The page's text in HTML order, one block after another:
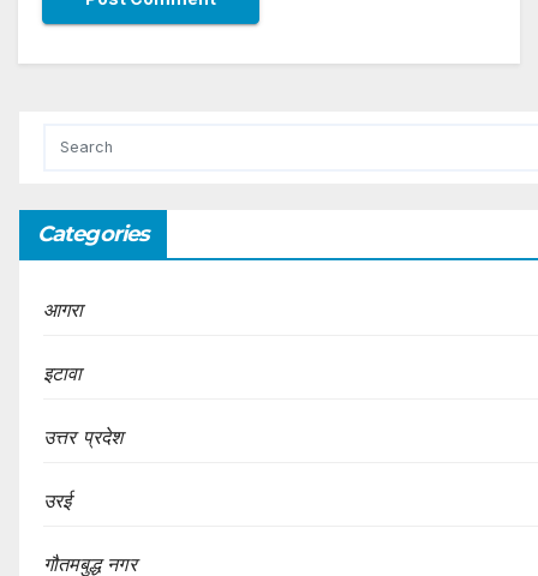
Categories
आगरा
इटावा
उत्तर प्रदेश
उरई
गौतमबुद्ध नगर